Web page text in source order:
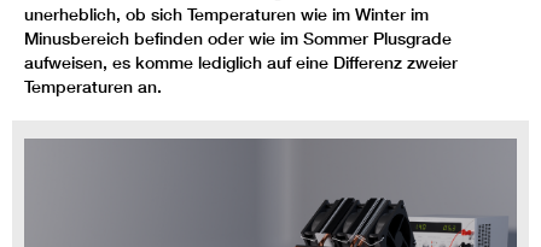
unerheblich, ob sich Temperaturen wie im Winter im
Minusbereich befinden oder wie im Sommer Plusgrade
aufweisen, es komme lediglich auf eine Differenz zweier
Temperaturen an.